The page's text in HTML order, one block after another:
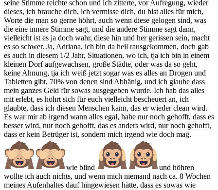
seine Stimme reichte schon und ich zitterte, vor Aufregung, wieder
dieses, ich brauche dich, ich vermisse dich, du bist alles für mich,
Worte die man so gerne höhrt, auch wenn diese gelogen sind, was
die eine innere Stimme sagt, und die andere Stimme sagt dann,
vielleicht ist es ja doch wahr, diese hin und her gerissen sein, macht
es so schwer. Ja, Adriana, ich bin da heil rausgekommen, doch gab
es auch in diesem 1/2 Jahr, Situationen, wo ich, tja ich bin in einem
kleinen Dorf aufgewachsen, große Städte, oder was da so geht,
keine Ahnung, tja ich weiß jetzt sogar was es alles an Drogen und
Tabletten gibt, 70% von denen sind Abhänig, und ich glaube dass
mein ganzes Geld für sowas ausgegeben wurde. Ich hab das alles
mit erlebt, es höhrt sich für euch vielleicht bescheuert an, ich
glaubte, dass ich diesen Menschen kann, das er wieder clean wird.
Es war mir ab irgend wann alles egal, habe nur noch gehofft, dass es
besser wird, nur noch gehofft, das es anders wird, nur noch gehofft,
dass er kein Betrüger ist, sondern mich irgend wie doch mag.
wie blind
und höhren
wollte ich auch nichts, und wenn mich niemand nach ca. 8 Wochen
meines Aufenhaltes dauf hingewiesen hätte, dass es sowas wie